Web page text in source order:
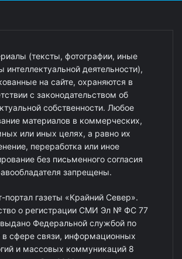
(тексты, фотографии, иные
интеллектуальной деятельности),
на сайте, охраняются в
с законодательством об
собственности. Любое
материалов в коммерческих,
или иных целях, а равно их
переработка или иное
без письменного согласия
запрещены.
портал газеты «Крайний Север».
о регистрации СМИ Эл № ФС 77
Федеральной службой по
в сфере связи, информационных
и массовых коммуникаций 8